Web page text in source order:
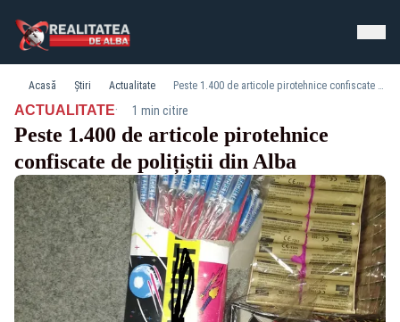
Acasă Știri Actualitate Peste 1.400 de articole pirotehnice confiscate de polițiștii din Alba
ACTUALITATE· 1 min citire
Peste 1.400 de articole pirotehnice
confiscate de polițiștii din Alba